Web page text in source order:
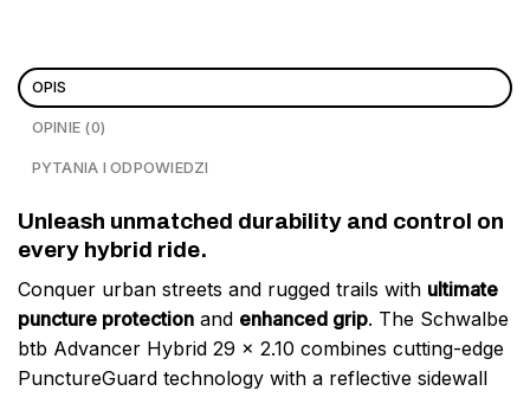
OPIS
OPINIE (0)
PYTANIA I ODPOWIEDZI
Unleash unmatched durability and control on
every hybrid ride.
Conquer urban streets and rugged trails with ultimate
puncture protection and enhanced grip. The Schwalbe
btb Advancer Hybrid 29 x 2.10 combines cutting-edge
PunctureGuard technology with a reflective sidewall